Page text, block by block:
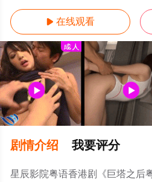
 在线观看
剧情介绍 我要评分
星辰影院粤语香港剧《巨塔之后